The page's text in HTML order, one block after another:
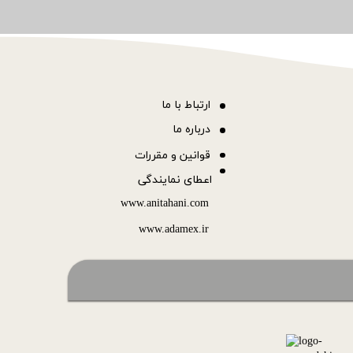
قوانین و مقررات
ارتباط با ما
درباره ما
اعطای نمایندگی
www.anitahani.com
www.ada​​​​​​​mex.ir